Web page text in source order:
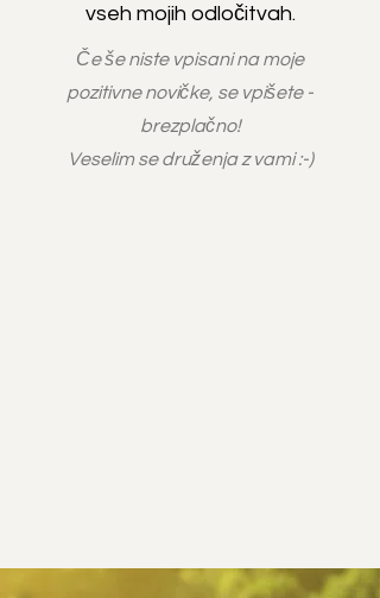
vseh mojih odločitvah.
Če še niste vpisani na moje
pozitivne novičke, se vpišete -
brezplačno!
Veselim se druženja z vami :-)